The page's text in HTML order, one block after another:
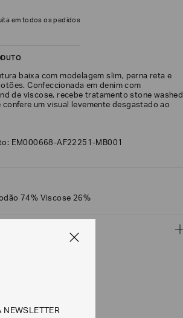
em todos os pedidos
baixa com modelagem slim, perna reta e
Confeccionada em denim com
de viscose, recebe tratamento stone washed
confere um visual levemente desgastado ao
EM000668-AF22251-MB001
74% Viscose 26%
NEWSLETTER